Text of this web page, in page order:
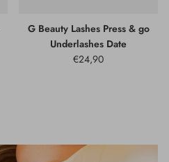
G Beauty Lashes Press & go
Underlashes Date
€24,90